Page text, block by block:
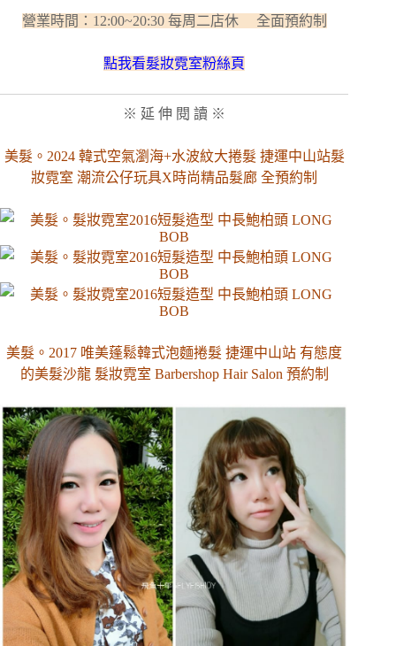
營業時間：12:00~20:30 每周二店休 全面預約制
點我看髮妝霓室粉絲頁
※ 延 伸 閱 讀 ※
美髮。2024 韓式空氣瀏海+水波紋大捲髮 捷運中山站髮
妝霓室 潮流公仔玩具X時尚精品髮廊 全預約制
美髮。2017 唯美蓬鬆韓式泡麵捲髮 捷運中山站 有態度
的美髮沙龍 髮妝霓室 Barbershop Hair Salon 預約制